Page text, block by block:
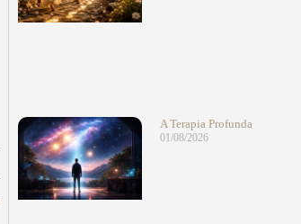
A Terapia Profunda
01/08/2026